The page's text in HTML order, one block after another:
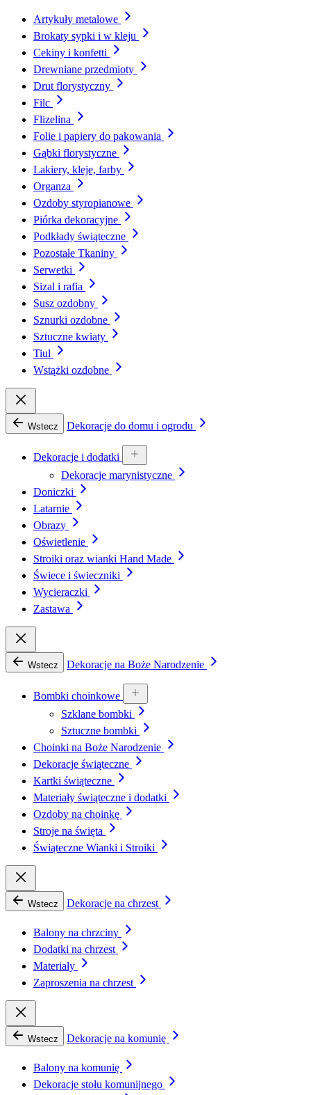
Artykuły metalowe
Brokaty sypki i w kleju
Cekiny i konfetti
Drewniane przedmioty
Drut florystyczny
Filc
Flizelina
Folie i papiery do pakowania
Gąbki florystyczne
Lakiery, kleje, farby
Organza
Ozdoby styropianowe
Piórka dekoracyjne
Podkłady świąteczne
Pozostałe Tkaniny
Serwetki
Sizal i rafia
Susz ozdobny
Sznurki ozdobne
Sztuczne kwiaty
Tiul
Wstążki ozdobne
Wstecz Dekoracje do domu i ogrodu
Dekoracje i dodatki
Dekoracje marynistyczne
Doniczki
Latarnie
Obrazy
Oświetlenie
Stroiki oraz wianki Hand Made
Świece i świeczniki
Wycieraczki
Zastawa
Wstecz Dekoracje na Boże Narodzenie
Bombki choinkowe
Szklane bombki
Sztuczne bombki
Choinki na Boże Narodzenie
Dekoracje świąteczne
Kartki świąteczne
Materiały świąteczne i dodatki
Ozdoby na choinkę
Stroje na święta
Świąteczne Wianki i Stroiki
Wstecz Dekoracje na chrzest
Balony na chrzciny
Dodatki na chrzest
Materiały
Zaproszenia na chrzest
Wstecz Dekoracje na komunię
Balony na komunię
Dekoracje stołu komunijnego